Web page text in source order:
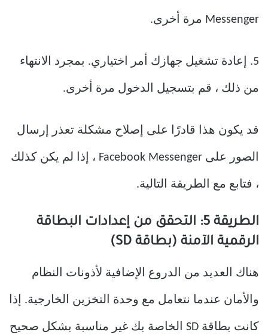
Messenger مرة أخرى.
5. إعادة تشغيل جهازك أمر اختياري. بمجرد الانتهاء
من ذلك ، قم بتسجيل الدخول مرة أخرى.
قد يكون هذا قادرًا على إصلاح مشكلة تعذر إرسال
الصور على Facebook Messenger ، إذا لم يكن كذلك
، فتابع مع الطريقة التالية.
الطريقة 5: التحقق من إعدادات البطاقة
الرقمية الآمنة (بطاقة SD)
هناك العديد من الدروع الإضافية لأذونات النظام
والأمان عندما نتعامل مع وحدة التخزين الخارجية. إذا
كانت بطاقة SD الخاصة بك غير مناسبة بشكل صحيح